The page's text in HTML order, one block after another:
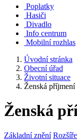
Poplatky
Hasiči
Divadlo
Info centrum
Mobilní rozhlas
Úvodní stránka
Obecní úřad
Životní situace
Ženská příjmení
Ženská
Základní znění